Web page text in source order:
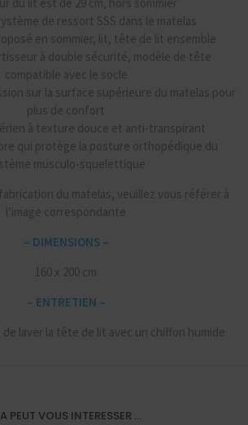
du lit est de 29 cm, hors sommier
de ressort SSS dans le matelas
en sommier, lit, tête de lit ensemble
à double sécurité, modèle de tête
compatible avec le socle
sur la surface supérieure du matelas pour
plus de confort
à texture douce et anti-transpirant
qui protège la posture orthopédique du
musculo-squelettique
du matelas, veuillez vous référer à
l’image correspondante
– DIMENSIONS –
160 x 200 cm
– ENTRETIEN –
de laver la tête de lit avec un chiffon humide
PEUT VOUS INTERESSER ...